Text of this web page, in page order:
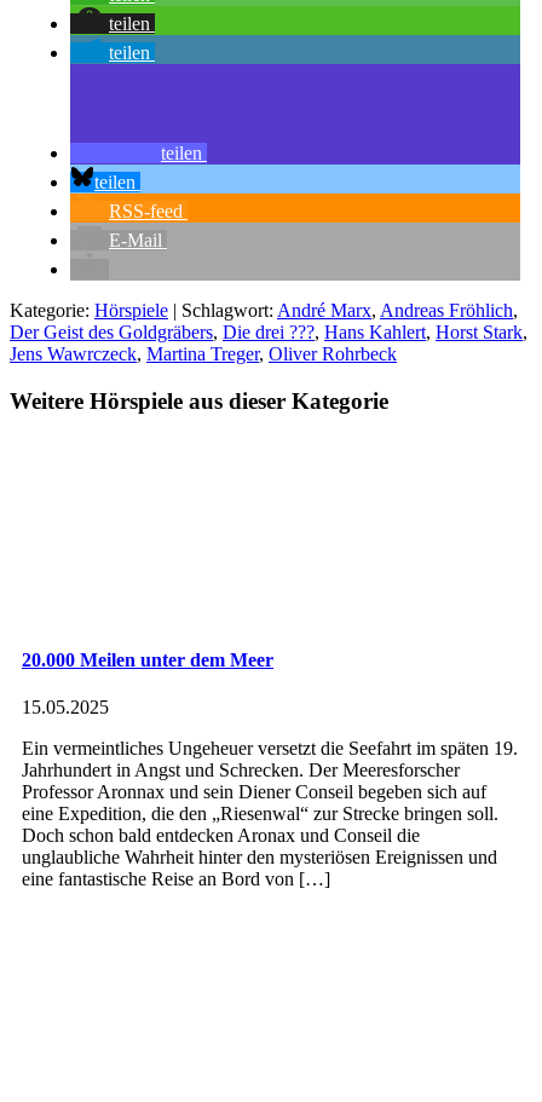
teilen
teilen
teilen
teilen
RSS-feed
E-Mail
Kategorie: Hörspiele | Schlagwort: André Marx, Andreas Fröhlich,
Der Geist des Goldgräbers, Die drei ???, Hans Kahlert, Horst Stark,
Jens Wawrczeck, Martina Treger, Oliver Rohrbeck
Weitere Hörspiele aus dieser Kategorie
20.000 Meilen unter dem Meer
15.05.2025
Ein vermeintliches Ungeheuer versetzt die Seefahrt im späten 19.
Jahrhundert in Angst und Schrecken. Der Meeresforscher
Professor Aronnax und sein Diener Conseil begeben sich auf
eine Expedition, die den „Riesenwal“ zur Strecke bringen soll.
Doch schon bald entdecken Aronax und Conseil die
unglaubliche Wahrheit hinter den mysteriösen Ereignissen und
eine fantastische Reise an Bord von […]